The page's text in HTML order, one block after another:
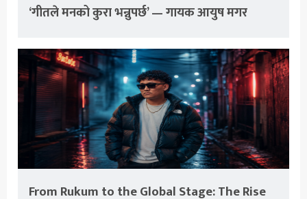
‘गीतले मनको कुरा भन्नुपर्छ’ — गायक आयुष मगर
From Rukum to the Global Stage: The Rise